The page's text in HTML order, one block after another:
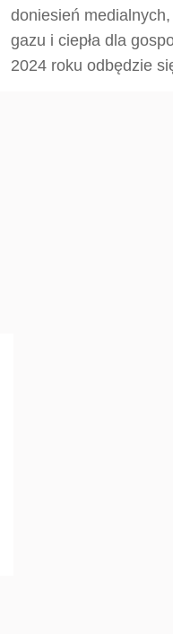
doniesień
gazu i ciepła dla
2024 roku odbędzie